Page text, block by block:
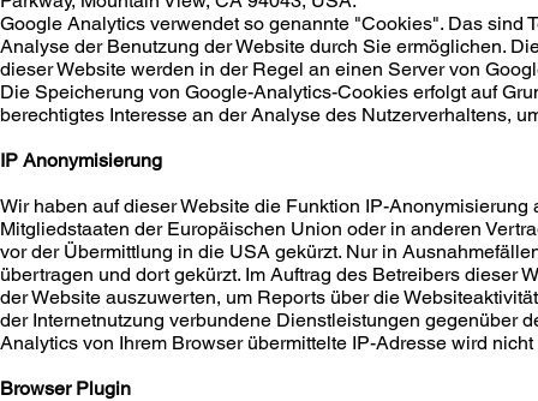
Google Analytics verwendet so genannte "Cookies". Das sind
Analyse der Benutzung der Website durch Sie ermöglichen.
dieser Website werden in der Regel an einen Server von
Die Speicherung von Google-Analytics-Cookies erfolgt auf
berechtigtes Interesse an der Analyse des Nutzerverhaltens,
IP Anonymisierung
Wir haben auf dieser Website die Funktion IP-
Mitgliedstaaten der Europäischen Union oder in anderen
vor der Übermittlung in die USA gekürzt. Nur in
übertragen und dort gekürzt. Im Auftrag des Betreibers dieser
der Website auszuwerten, um Reports über die
der Internetnutzung verbundene Dienstleistungen gegenüber
Analytics von Ihrem Browser übermittelte IP-Adresse wird
Browser Plugin